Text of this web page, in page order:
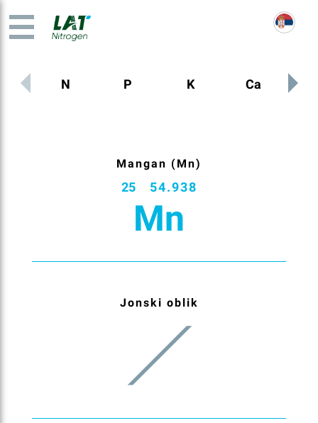
N P K Ca
Mangan (Mn)
25 54.938
Mn
Jonski oblik